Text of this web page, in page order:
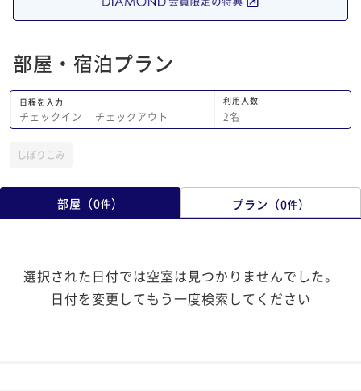
部屋・宿泊プラン
日程を入力
チェックイン − チェックアウト
利用人数
2名
しぼりこみ
部屋 （0件） プラン （0件）
選択された日付では空室は見つかりませんでした。
日付を変更してもう一度検索してください